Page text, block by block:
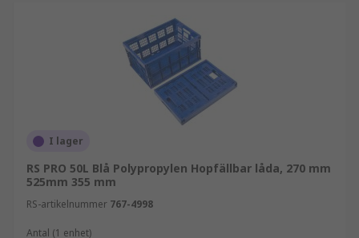
I lager
RS PRO 50L Blå Polypropylen Hopfällbar låda, 270 mm
525mm 355 mm
RS-artikelnummer 767-4998
Antal (1 enhet)